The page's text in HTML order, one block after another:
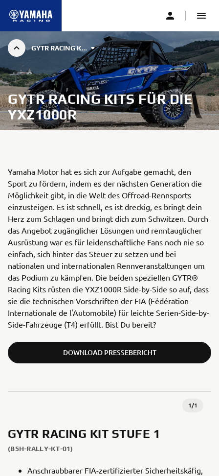
GYTR® GYTR RACING KITS FOR THE YXZ1000R
GYTR RACING KITS FÜR DIE
YXZ1000R
Yamaha Motor hat es sich zur Aufgabe gemacht, den
Sport zu fördern, indem es der nächsten Generation die
Möglichkeit gibt, in die Welt des Offroad-Rennsports
einzusteigen. Es ist schnell, es ist dreckig, es bringt dein
Herz zum Schlagen und bringt dich zum Schwitzen. Durch
das Angebot zugänglicher Lösungen und renntauglicher
Ausrüstung war es für leidenschaftliche Fans noch nie so
einfach, sich hinter das Steuer zu setzen und bei
nationalen und internationalen Rennveranstaltungen um
das Podium zu kämpfen. Die beiden speziellen GYTR®
Racing Kits rüsten die YXZ1000R Side-by-Side so auf, dass
sie die technischen Vorschriften der FIA (Fédération
Internationale de l'Automobile) für leichte Serien-Side-by-
Side-Fahrzeuge (T4) erfüllt. Bist Du bereit?
DOWNLOAD PRESSEBERICHT
1/1
GYTR RACING KIT STUFE 1
(B5H-RALLY-KT-01)
Anschraubbarer FIA-zertifizierter Sicherheitskäfig,